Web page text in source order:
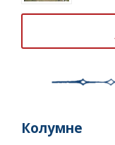
Колумне